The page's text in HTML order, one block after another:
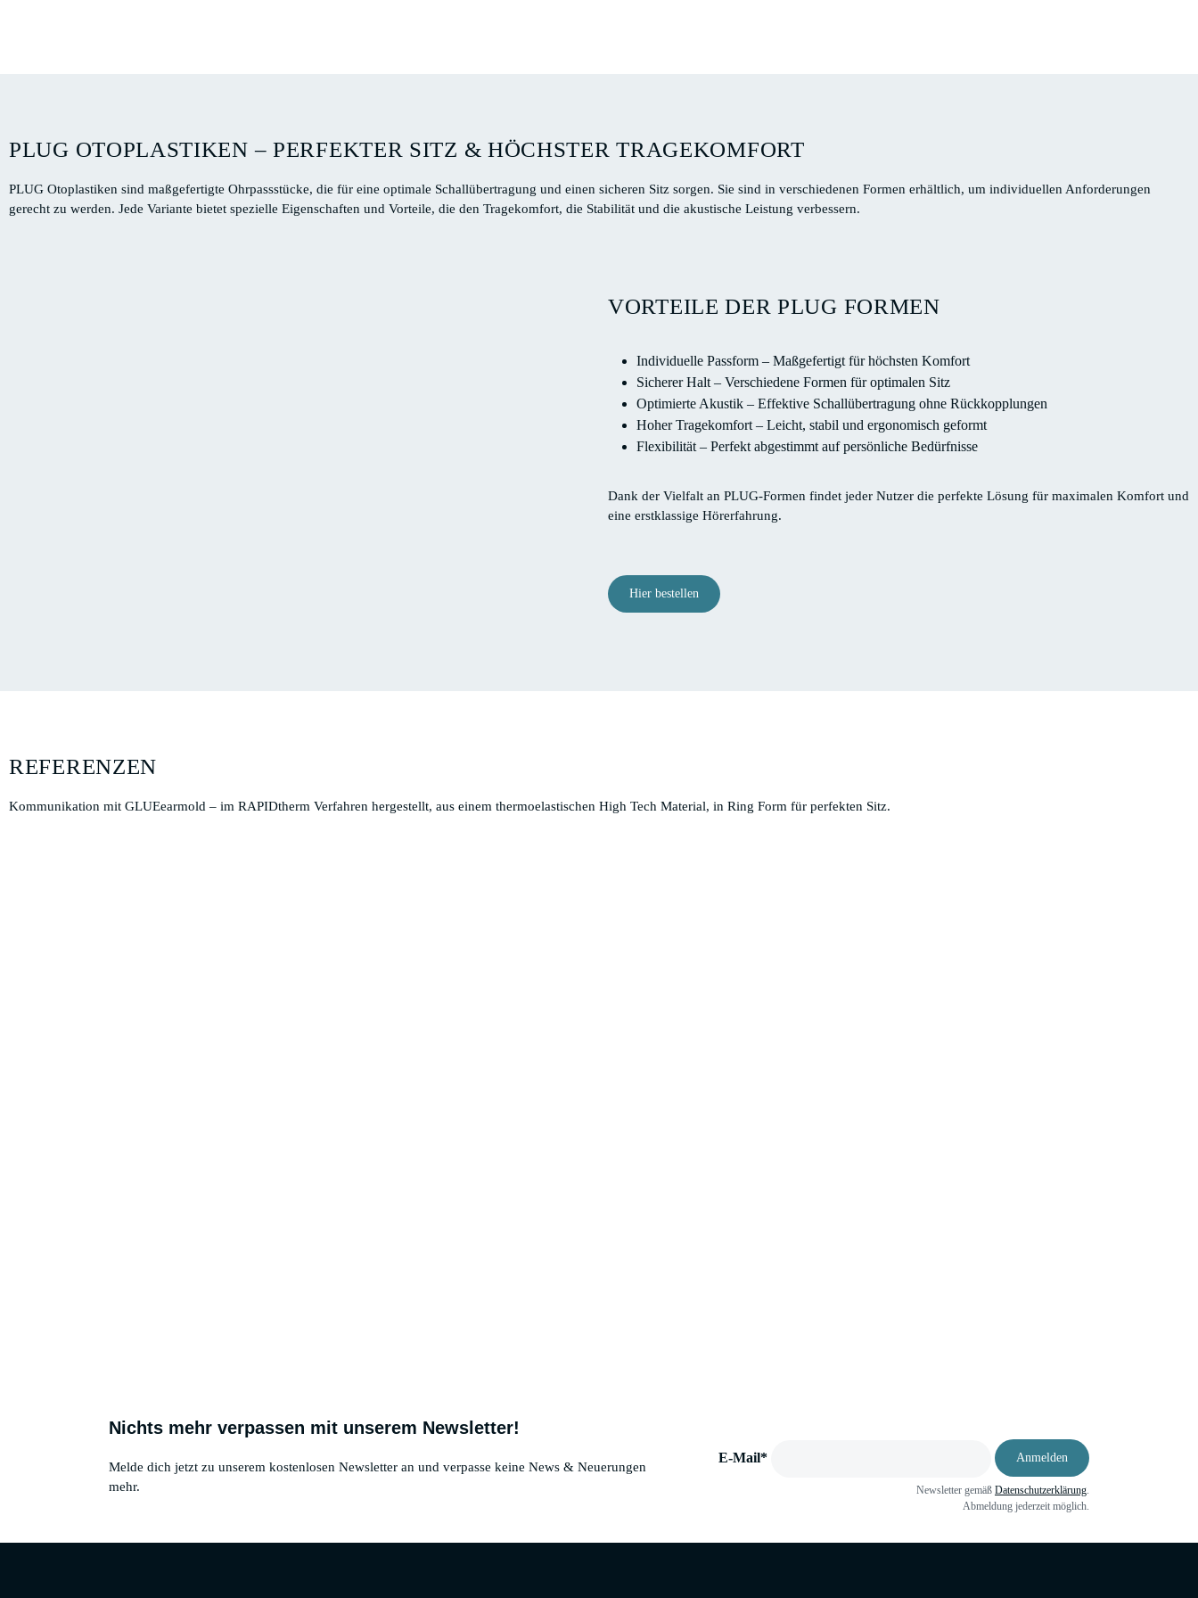
PLUG OTOPLASTIKEN – PERFEKTER SITZ & HÖCHSTER TRAGEKOMFORT
PLUG Otoplastiken sind maßgefertigte Ohrpassstücke, die für eine optimale Schallübertragung und einen sicheren Sitz sorgen. Sie sind in verschiedenen Formen erhältlich, um individuellen Anforderungen
gerecht zu werden. Jede Variante bietet spezielle Eigenschaften und Vorteile, die den Tragekomfort, die Stabilität und die akustische Leistung verbessern.
VORTEILE DER PLUG FORMEN
Individuelle Passform – Maßgefertigt für höchsten Komfort
Sicherer Halt – Verschiedene Formen für optimalen Sitz
Optimierte Akustik – Effektive Schallübertragung ohne Rückkopplungen
Hoher Tragekomfort – Leicht, stabil und ergonomisch geformt
Flexibilität – Perfekt abgestimmt auf persönliche Bedürfnisse
Dank der Vielfalt an PLUG-Formen findet jeder Nutzer die perfekte Lösung für maximalen Komfort und
eine erstklassige Hörerfahrung.
Hier bestellen
REFERENZEN
Kommunikation mit GLUEearmold – im RAPIDtherm Verfahren hergestellt, aus einem thermoelastischen High Tech Material, in Ring Form für perfekten Sitz.
Nichts mehr verpassen mit unserem Newsletter!
Melde dich jetzt zu unserem kostenlosen Newsletter an und verpasse keine News & Neuerungen
mehr.
E-Mail* Anmelden
Newsletter gemäß Datenschutzerklärung.
Abmeldung jederzeit möglich.